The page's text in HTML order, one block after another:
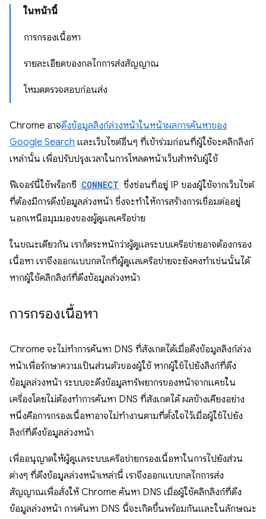
ในหน้านี้
การกรองเนื้อหา
รายละเอียดของกลไกการส่งสัญญาณ
โหมดตรวจสอบก่อนส่ง
Chrome อาจดึงข้อมูลลิงก์ล่วงหน้าในหน้าผลการค้นหาของ
Google Search และเว็บไซต์อื่นๆ ที่เข้าร่วมก่อนที่ผู้ใช้จะคลิกลิงก์
เหล่านั้น เพื่อปรับปรุงเวลาในการโหลดหน้าเว็บสำหรับผู้ใช้
ฟีเจอร์นี้ใช้พร็อกซี CONNECT ซึ่งซ่อนที่อยู่ IP ของผู้ใช้จากเว็บไซต์
ที่ต้องมีการดึงข้อมูลล่วงหน้า ซึ่งจะทำให้การสร้างการเชื่อมต่ออยู่
นอกเหนือมุมมองของผู้ดูแลเครือข่าย
ในขณะเดียวกัน เราก็ตระหนักว่าผู้ดูแลระบบเครือข่ายอาจต้องกรอง
เนื้อหา เราจึงออกแบบกลไกที่ผู้ดูแลเครือข่ายจะยังคงทำเช่นนั้นได้
หากผู้ใช้คลิกลิงก์ที่ดึงข้อมูลล่วงหน้า
การกรองเนื้อหา
Chrome จะไม่ทำการค้นหา DNS ที่สังเกตได้เมื่อดึงข้อมูลลิงก์ล่วง
หน้าเพื่อรักษาความเป็นส่วนตัวของผู้ใช้ หากผู้ใช้ไปยังลิงก์ที่ดึง
ข้อมูลล่วงหน้า ระบบจะดึงข้อมูลทรัพยากรของหน้าจากแคชใน
เครื่องโดยไม่ต้องทำการค้นหา DNS ที่สังเกตได้ ผลข้างเคียงอย่าง
หนึ่งคือการกรองเนื้อหาอาจไม่ทำงานตามที่ตั้งใจไว้เมื่อผู้ใช้ไปยัง
ลิงก์ที่ดึงข้อมูลล่วงหน้า
เพื่ออนุญาตให้ผู้ดูแลระบบเครือข่ายกรองเนื้อหาในการไปยังส่วน
ต่างๆ ที่ดึงข้อมูลล่วงหน้าเหล่านี้ เราจึงออกแบบกลไกการส่ง
สัญญาณเพื่อสั่งให้ Chrome ค้นหา DNS เมื่อผู้ใช้คลิกลิงก์ที่ดึง
ข้อมูลล่วงหน้า การค้นหา DNS นี้จะเกิดขึ้นพร้อมกันและในลักษณะ